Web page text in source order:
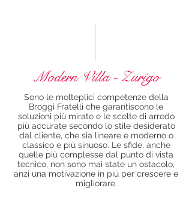
Modern Villa - Zurigo
Sono le molteplici competenze della
Broggi Fratelli che garantiscono le
soluzioni più mirate e le scelte di arredo
più accurate secondo lo stile desiderato
dal cliente, che sia lineare e moderno o
classico e più sinuoso. Le sfide, anche
quelle più complesse dal punto di vista
tecnico, non sono mai state un ostacolo,
anzi una motivazione in più per crescere e
migliorare.